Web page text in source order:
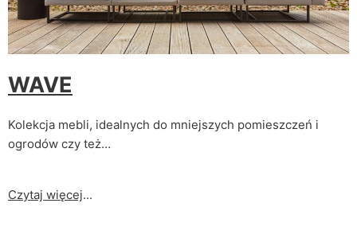
WAVE
Kolekcja mebli, idealnych do mniejszych pomieszczeń i
ogrodów czy też…
Czytaj więcej...